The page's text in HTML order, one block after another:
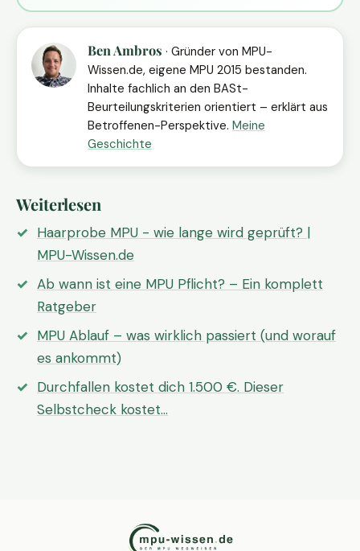
Ben Ambros · Gründer von MPU-
Wissen.de, eigene MPU 2015 bestanden.
Inhalte fachlich an den BASt-
Beurteilungskriterien orientiert – erklärt aus
Betroffenen-Perspektive. Meine
Geschichte
Weiterlesen
Haarprobe MPU - wie lange wird geprüft? |
MPU-Wissen.de
Ab wann ist eine MPU Pflicht? – Ein komplett
Ratgeber
MPU Ablauf – was wirklich passiert (und worauf
es ankommt)
Durchfallen kostet dich 1.500 €. Dieser
Selbstcheck kostet…